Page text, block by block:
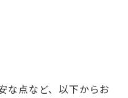
な点など、以下からお